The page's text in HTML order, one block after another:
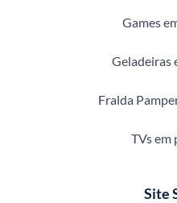
Games
Geladeiras
Fralda
TVs em
Site